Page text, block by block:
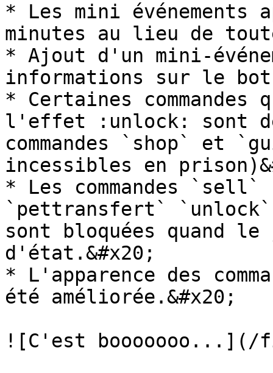
* Les mini événements
minutes au lieu de
* Ajout d'un mini-
informations sur le
* Certaines
l'effet :unlock: sont
commandes `shop` et
incessibles en
* Les commandes
`pettransfert`
sont bloquées quand
d'état.&#x20;
* L'apparence des
été améliorée.&#x20;
![C'est booooooo...](/